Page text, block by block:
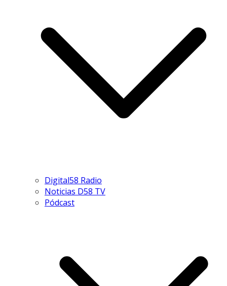
Digital58 Radio
Noticias D58 TV
Pódcast